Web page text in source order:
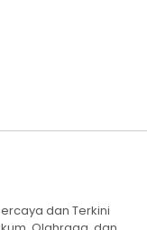
dan Terkini